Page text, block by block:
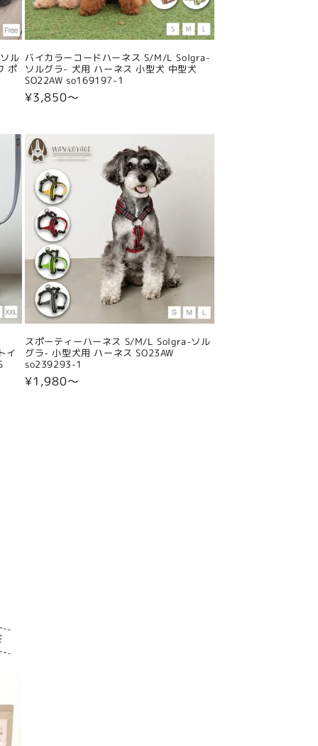
ル
ポ
バイカラーコードハーネス S/M/L Solgra-
ソルグラ- 犬用 ハーネス 小型犬 中型犬
SO22AW so169197-1
通
格
¥3,850〜
イ
スポーティーハーネス S/M/L Solgra-ソル
グラ- 小型犬用 ハーネス SO23AW
so239293-1
通
¥1,980〜